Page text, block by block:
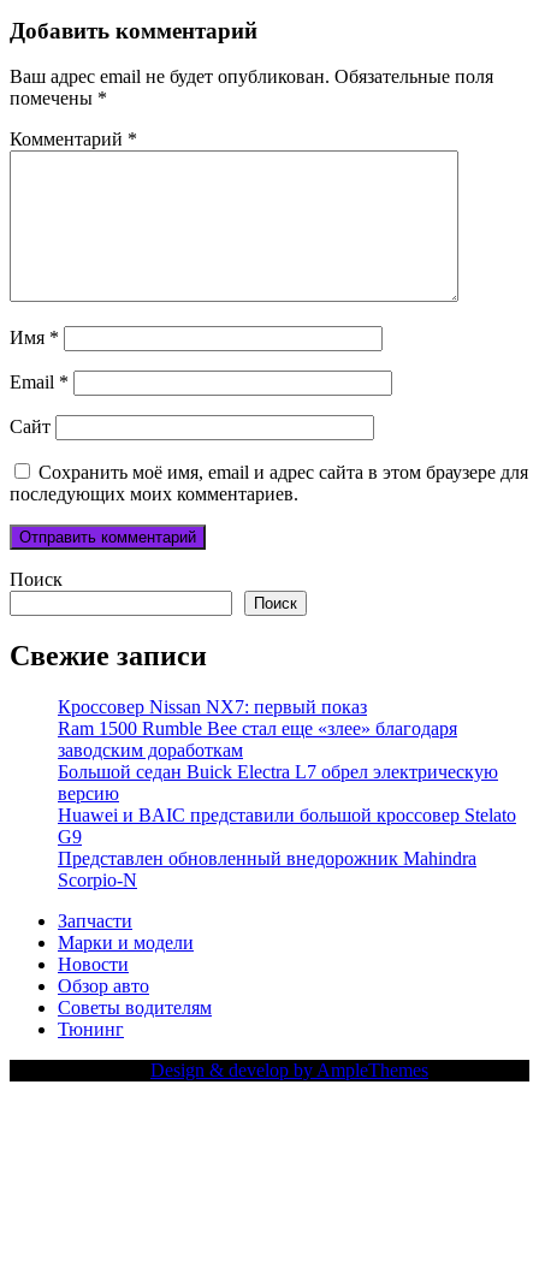
записям
Добавить комментарий
Ваш адрес email не будет опубликован. Обязательные поля
помечены *
Комментарий *
Имя *
Email *
Сайт
Сохранить моё имя, email и адрес сайта в этом браузере для
последующих моих комментариев.
Поиск
Поиск
Свежие записи
Кроссовер Nissan NX7: первый показ
Ram 1500 Rumble Bee стал еще «злее» благодаря
заводским доработкам
Большой седан Buick Electra L7 обрел электрическую
версию
Huawei и BAIC представили большой кроссовер Stelato
G9
Представлен обновленный внедорожник Mahindra
Scorpio-N
Запчасти
Марки и модели
Новости
Обзор авто
Советы водителям
Тюнинг
Design & develop by AmpleThemes